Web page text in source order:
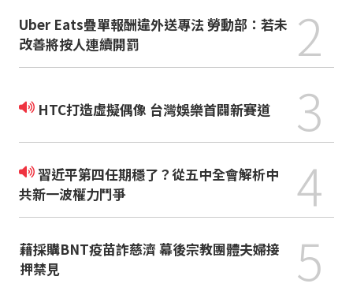
Uber Eats疊單報酬違外送專法 勞動部：若未
改善將按人連續開罰
2
HTC打造虛擬偶像 台灣娛樂首闢新賽道 3
習近平第四任期穩了？從五中全會解析中
共新一波權力鬥爭
4
藉採購BNT疫苗詐慈濟 幕後宗教團體夫婦接
押禁見
5